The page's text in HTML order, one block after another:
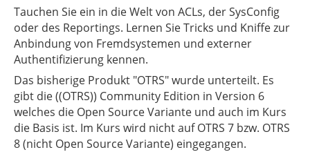
Tauchen Sie ein in die Welt von ACLs, der SysConfig
oder des Reportings. Lernen Sie Tricks und Kniffe zur
Anbindung von Fremdsystemen und externer
Authentifizierung kennen.
Das bisherige Produkt "OTRS" wurde unterteilt. Es
gibt die ((OTRS)) Community Edition in Version 6
welches die Open Source Variante und auch im Kurs
die Basis ist. Im Kurs wird nicht auf OTRS 7 bzw. OTRS
8 (nicht Open Source Variante) eingegangen.